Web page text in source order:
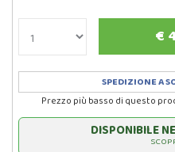
€
SPEDIZIONE A
Prezzo più basso di questo
DISPONIBILE